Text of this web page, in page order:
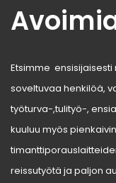
Etsimme
soveltuvaa henkilöä,
työturva-,tulityö-,
kuuluu myös
reissutyötä ja paljon